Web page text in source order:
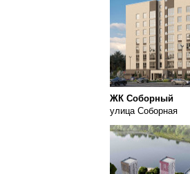
ЖК Соборный
улица Соборная